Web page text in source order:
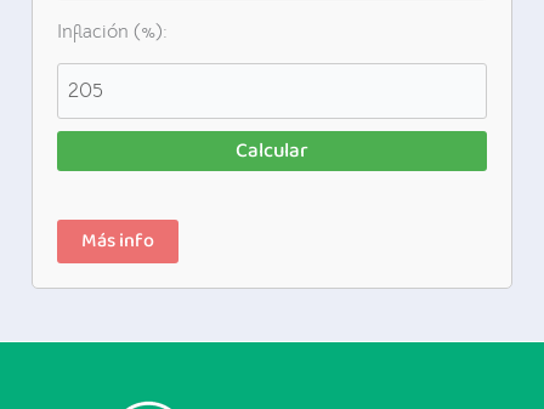
Inflación (%):
Calcular
Más info